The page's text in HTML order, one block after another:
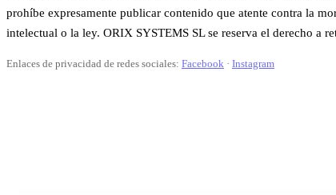
prohíbe expresamente publicar contenido que atente contra la
intelectual o la ley. ORIX SYSTEMS SL se reserva el derecho a
Enlaces de privacidad de redes sociales: Facebook · Instagram